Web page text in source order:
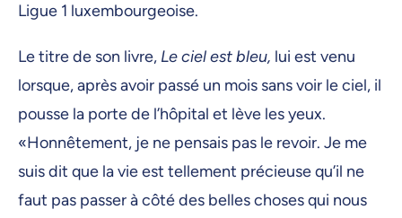
Ligue 1 luxembourgeoise.
Le titre de son livre, Le ciel est bleu, lui est venu
lorsque, après avoir passé un mois sans voir le ciel, il
pousse la porte de l’hôpital et lève les yeux.
«Honnêtement, je ne pensais pas le revoir. Je me
suis dit que la vie est tellement précieuse qu’il ne
faut pas passer à côté des belles choses qui nous